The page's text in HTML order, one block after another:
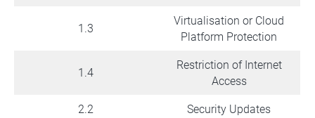
1.3
Virtualisation or Cloud
Platform Protection
1.4
Restriction of Internet
Access
2.2 Security Updates